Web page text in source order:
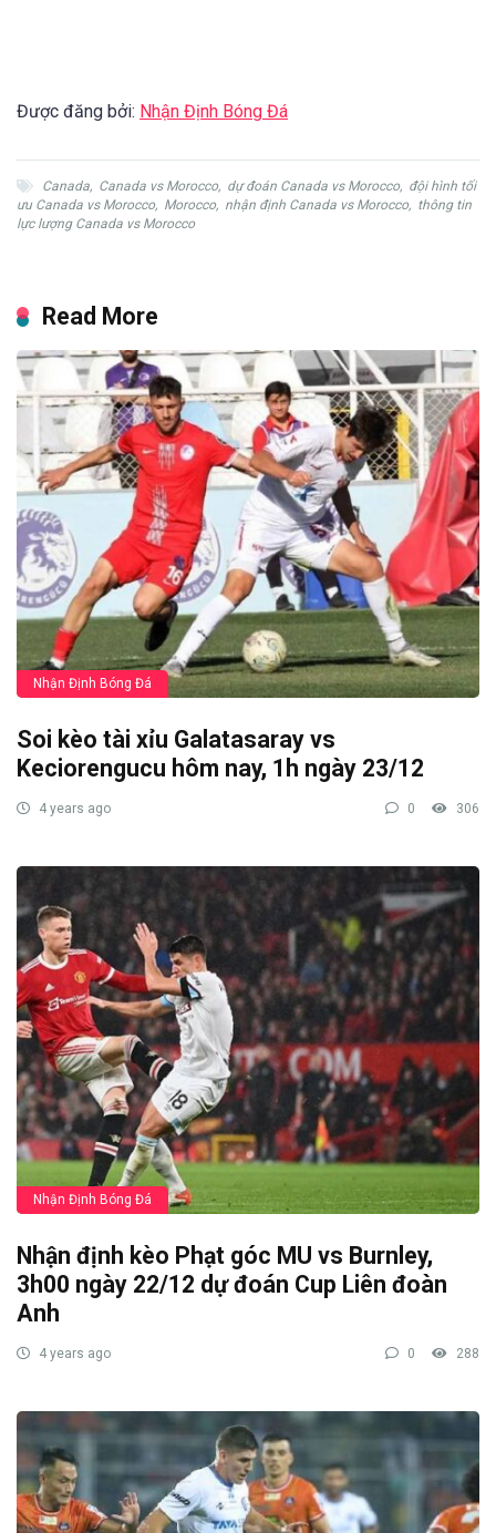
Được đăng bởi: Nhận Định Bóng Đá
Canada, Canada vs Morocco, dự đoán Canada vs Morocco, đội hình tối
ưu Canada vs Morocco, Morocco, nhận định Canada vs Morocco, thông tin
lực lượng Canada vs Morocco
Read More
Nhận Định Bóng Đá
Soi kèo tài xỉu Galatasaray vs
Keciorengucu hôm nay, 1h ngày 23/12
4 years ago 0 306
Nhận Định Bóng Đá
Nhận định kèo Phạt góc MU vs Burnley,
3h00 ngày 22/12 dự đoán Cup Liên đoàn
Anh
4 years ago 0 288